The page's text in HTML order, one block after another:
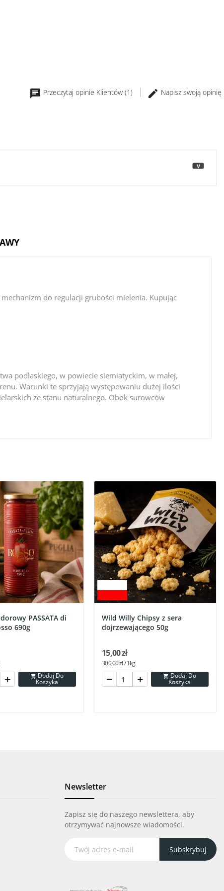
Przeczytaj opinie Klientów (1) Napisz swoją opinię
>
do regulacji grubości mielenia. Kupując
podlaskiego, w powiecie siemiatyckim, w małej,
Warunki te sprzyjają występowaniu dużej ilości
ze stanu naturalnego. Obok surowców
PASSATA di
690g

Koszyka
Wild Willy Chipsy z sera
dojrzewającego 50g

Koszyka
15,00 zł
300,00 zł / 1kg
Newsletter
Zapisz się do naszego newslettera, aby
otrzymywać najnowsze wiadomości.
Subskrybuj